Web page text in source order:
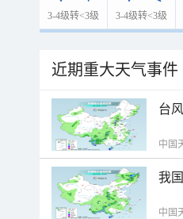
3-4级转<3级 3-4级转<3级
近期重大天气事件
台
中国
我
中国